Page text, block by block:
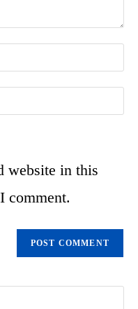
website in this
comment.